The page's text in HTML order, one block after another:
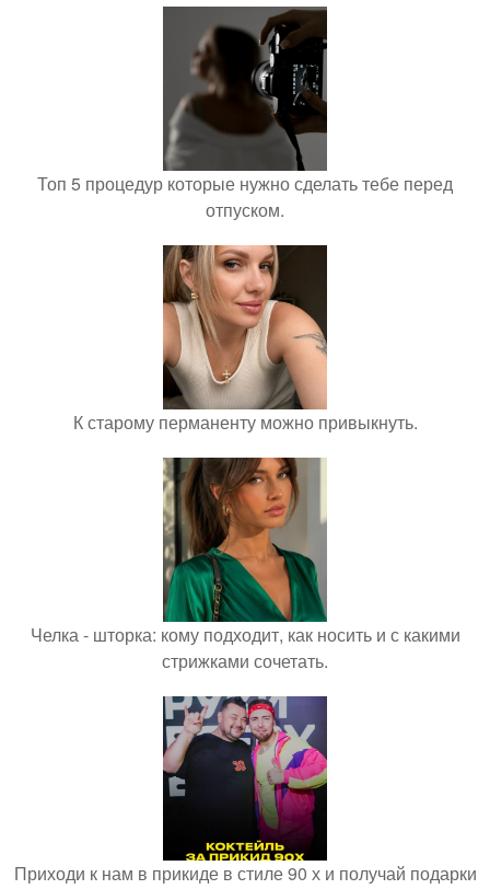
Топ 5 процедур которые нужно сделать тебе перед
отпуском.
К старому перманенту можно привыкнуть.
Челка - шторка: кому подходит, как носить и с какими
стрижками сочетать.
Приходи к нам в прикиде в стиле 90 х и получай подарки